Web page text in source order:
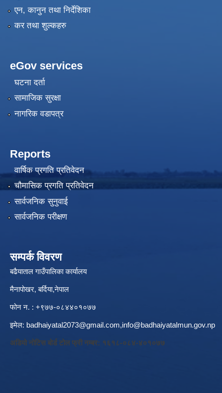
एन, कानुन तथा निर्देशिका
कर तथा शुल्कहरु
eGov services
घटना दर्ता
सामाजिक सुरक्षा
नागरिक वडापत्र
Reports
वार्षिक प्रगति प्रतिवेदन
चौमासिक प्रगति प्रतिवेदन
सार्वजनिक सुनुवाई
सार्वजनिक परीक्षण
सम्पर्क विवरण
बढैयाताल गाउँपालिका कार्यालय
मैनापोखर, बर्दिया,नेपाल
फोन न. : +९७७-०८४४०१०७७
इमेल: badhaiyatal2073@gmail.com,info@badhaiyatalmun.gov.np
अडियो नोटिस बोर्ड टोल फ्री नम्बर: १६१८-०८४-४०१०७७